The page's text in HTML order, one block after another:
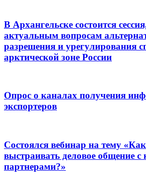
В Архангельске состоится
актуальным вопросам
разрешения и урегулирования
арктической зоне России
Опрос о каналах получения
экспортеров
Состоялся вебинар на тему
выстраивать деловое общение с
партнерами?»